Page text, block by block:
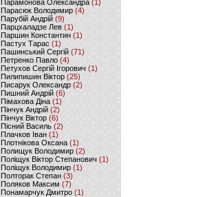
Парамонова Олександра(1)
Парасюк Володимир(4)
Парубій Андрій (9)
Парцхаладзе Лев (1)
Паршин Константин(1)
Пастух Тарас (1)
Пашинський Сергій (71)
Петренко Павло (4)
Петухов Сергій Ігорович (1)
Пилипишин Віктор(25)
Писарук Олександр(2)
Пишний Андрій (6)
Пімахова Діна(1)
Пінчук Андрій(2)
Пінчук Віктор (6)
Пісний Василь (2)
Плачков Іван(1)
Плотнікова Оксана (1)
Полищук Володимир(2)
Поліщук Віктор Степанович(1)
Поліщук Володимир (1)
Полторак Степан(3)
Поляков Максим (7)
Понамарчук Дмитро (1)